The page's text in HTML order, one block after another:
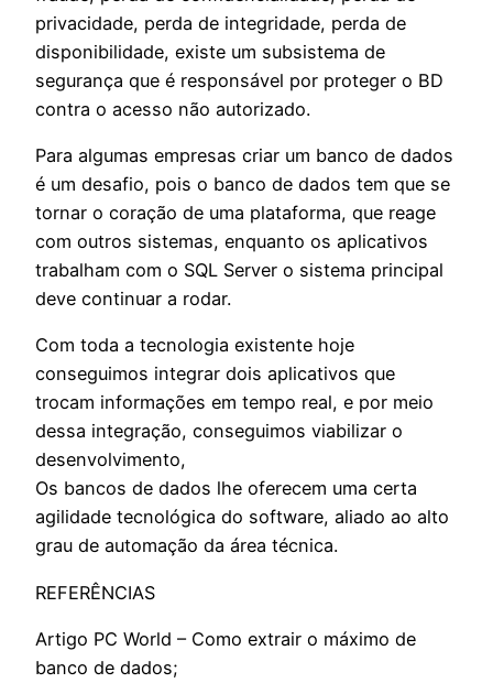
privacidade, perda de integridade, perda de
disponibilidade, existe um subsistema de
segurança que é responsável por proteger o BD
contra o acesso não autorizado.
Para algumas empresas criar um banco de dados
é um desafio, pois o banco de dados tem que se
tornar o coração de uma plataforma, que reage
com outros sistemas, enquanto os aplicativos
trabalham com o SQL Server o sistema principal
deve continuar a rodar.
Com toda a tecnologia existente hoje
conseguimos integrar dois aplicativos que
trocam informações em tempo real, e por meio
dessa integração, conseguimos viabilizar o
desenvolvimento,
Os bancos de dados lhe oferecem uma certa
agilidade tecnológica do software, aliado ao alto
grau de automação da área técnica.
REFERÊNCIAS
Artigo PC World – Como extrair o máximo de
banco de dados;